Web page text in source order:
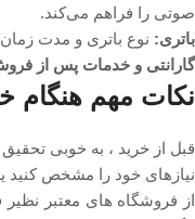
صوتی را فراهم می‌کند.
باتری: نوع باتری و مدت
گارانتی و خدمات پس از
نکات مهم هنگام
قبل از خرید ، به خوبی
نیازهای خود را مشخص کنید
از فروشگاه‌ های معتبر